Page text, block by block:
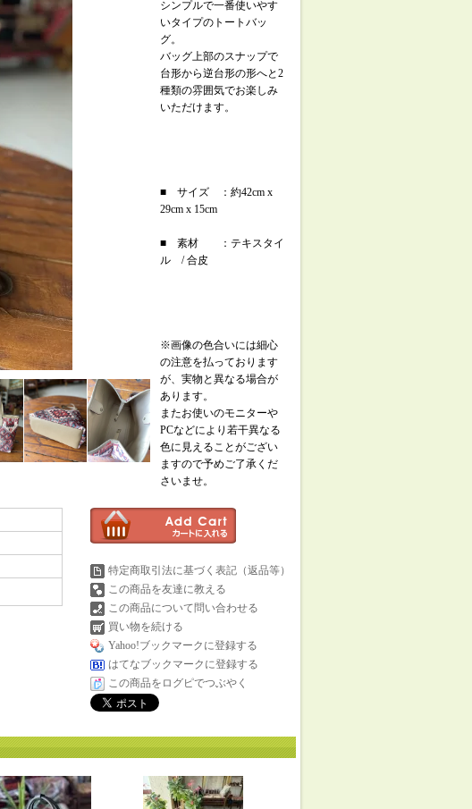
シンプルで一番使いやす
いタイプのトートバッ
グ。
バッグ上部のスナップで
台形から逆台形の形へと2
種類の雰囲気でお楽しみ
いただけます。
■ サイズ ：約42cm x
29cm x 15cm
■ 素材 ：テキスタイ
ル / 合皮
※画像の色合いには細心
の注意を払っております
が、実物と異なる場合が
あります。
またお使いのモニターや
PCなどにより若干異なる
色に見えることがござい
ますので予めご了承くだ
さいませ。
特定商取引法に基づく表記（返品等）
この商品を友達に教える
この商品について問い合わせる
買い物を続ける
Yahoo!ブックマークに登録する
はてなブックマークに登録する
この商品をログピでつぶやく